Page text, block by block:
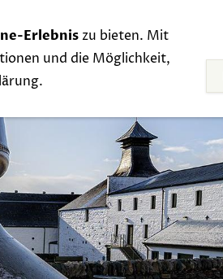
Contact Exclusive Tastings
Erlebniszu bieten. Mit
und die Möglichkeit,